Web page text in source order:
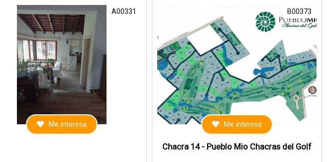
A00331
Me interesa
B00373
Me interesa
Chacra 14 - Pueblo Mio Chacras del Golf